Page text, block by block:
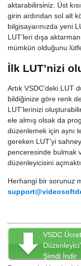
aktarabilirsiniz. Üst
girin ardından sol alt
bilgisayarınızda yeni
LUT’leri dışa
mümkün olduğunu
İlk LUT’nizi
Artık VSDC'deki LUT
bildiğinize göre renk
LUT'lerinizi
ele almış olsak da
düzenlemek için aynı
gereken LUT'yi
penceresinde bulmak
düzenleyicisini
Herhangi bir sorunuz
VSDC
Şimdi İndir